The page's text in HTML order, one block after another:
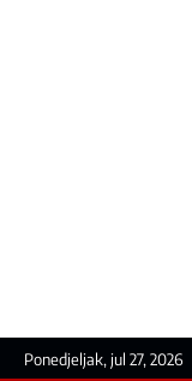
Ponedjeljak, jul 27, 2026